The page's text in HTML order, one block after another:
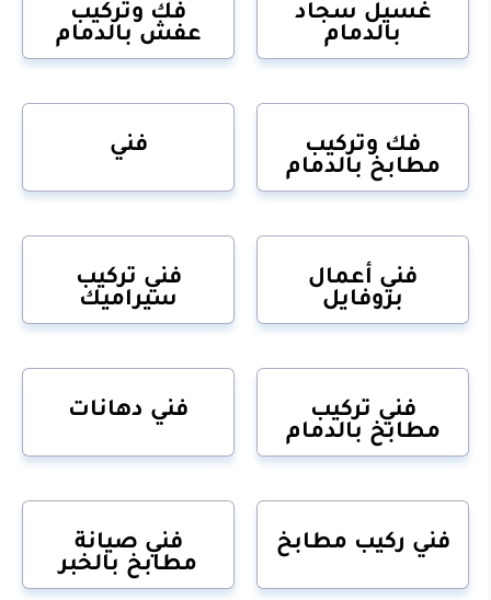
غسيل سجاد
بالدمام
فك وتركيب
عفش بالدمام
فك وتركيب
مطابخ بالدمام
فني
فني أعمال
بروفايل
فني تركيب
سيراميك
فني تركيب
مطابخ بالدمام
فني دهانات
فني ركيب مطابخ
فني صيانة
مطابخ بالخبر